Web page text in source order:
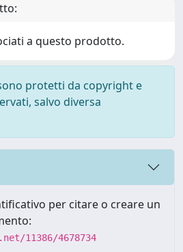
a questo prodotto.
protetti da copyright e
salvo diversa
per citare o creare un
11386/4678734